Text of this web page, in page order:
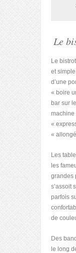
Le
Le
et
d’une
« boire
bar sur
machine
«
«
Les
les
grandes
s’assoit
parfois
de
Des
le long